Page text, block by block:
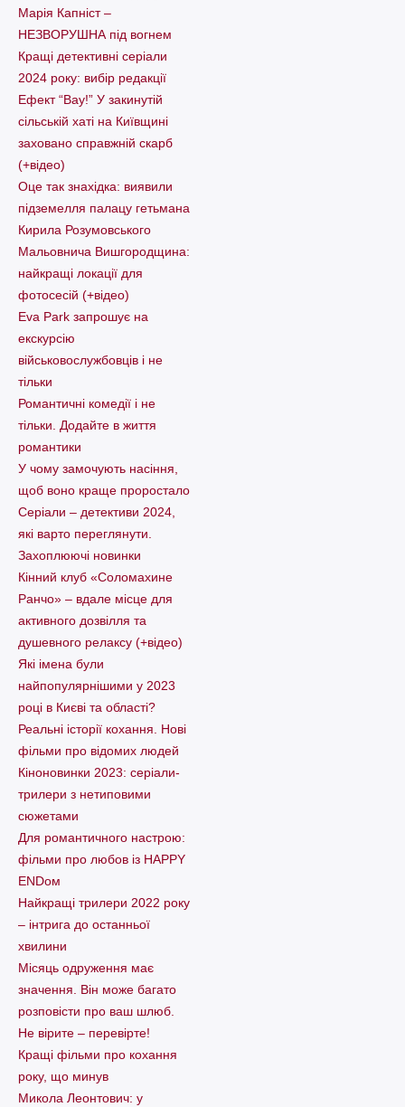
Марія Капніст –
НЕЗВОРУШНА під вогнем
Кращі детективні серіали
2024 року: вибір редакції
Ефект “Вау!” У закинутій
сільській хаті на Київщині
заховано справжній скарб
(+відео)
Оце так знахідка: виявили
підземелля палацу гетьмана
Кирила Розумовського
Мальовнича Вишгородщина:
найкращі локації для
фотосесій (+відео)
Eva Park запрошує на
екскурсію
військовослужбовців і не
тільки
Романтичні комедії і не
тільки. Додайте в життя
романтики
У чому замочують насіння,
щоб воно краще проростало
Серіали – детективи 2024,
які варто пеpеглянути.
Захоплюючі новинки
Кінний клуб «Соломахине
Ранчо» – вдале місце для
активного дозвілля та
душевного релаксу (+відео)
Які імена були
найпопулярнішими у 2023
році в Києві та області?
Реальні історії кохання. Нові
фільми про відомих людей
Кіноновинки 2023: серіали-
трилери з нетиповими
сюжетами
Для романтичного настрою:
фільми про любов із HAPPY
ENDом
Найкращі трилери 2022 року
– інтрига до останньої
хвилини
Місяць одруження має
значення. Він може багато
розповісти про ваш шлюб.
Не вірите – перевірте!
Кращі фільми про кохання
року, що минув
Микола Леонтович: у